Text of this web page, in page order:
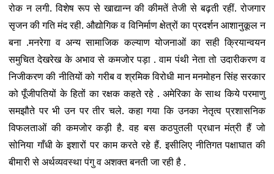
रोक न लगी. विशेष रूप से खाद्यान्न की कीमतें तेजी से बढ़ती रहीं. रोजगार
सृजन की गति मंद रही. औद्योगिक व विनिर्माण क्षेत्रों का प्रदर्शन आशानुकूल न
बना .मनरेगा व अन्य सामाजिक कल्याण योजनाओं का सही क्रियान्वयन
समुचित देखरेख के अभाव से कमजोर पड़ा . वाम पंथी नेता तो उदारीकरण व
निजीकरण की नीतियों को गरीब व श्रमिक विरोधी मान मनमोहन सिंह सरकार
को पूँजीपतियों के हितों का रक्षक कहते रहे . अमेरिका के साथ किये परमाणु
समझौते पर भी उन पर तीर चले. कहा गया कि उनका नेतृत्व प्रशासनिक
विफलताओं की कमजोर कड़ी है. वह बस कठपुतली प्रधान मंत्री हैं जो
सोनिया गाँधी के इशारों पर काम करते रहे हैं. इसीलिए नीतिगत पक्षाघात की
बीमारी से अर्थव्यवस्था पंगु व अशक्त बनती जा रही है .